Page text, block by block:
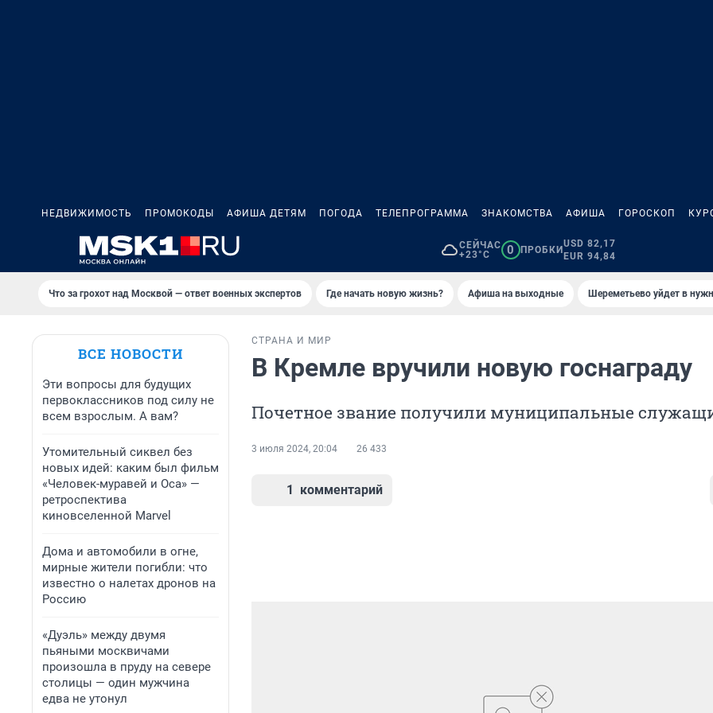
НЕДВИЖИМОСТЬ ПРОМОКОДЫ АФИША ДЕТЯМ ПОГОДА ТЕЛЕПРОГРАММА ЗНАКОМСТВА АФИША ГОРОСКОП
СЕЙЧАС
+23°C
0 ПРОБКИ
USD 82,17
EUR 94,84
Что за грохот над Москвой — ответ военных экспертов Где начать новую жизнь? Афиша на выходные Шереметьево уйдет в
ВСЕ НОВОСТИ
Эти вопросы для будущих
первоклассников под силу не
всем взрослым. А вам?
Утомительный сиквел без
новых идей: каким был фильм
«Человек-муравей и Оса» —
ретроспектива
киновселенной Marvel
Дома и автомобили в огне,
мирные жители погибли: что
известно о налетах дронов на
Россию
«Дуэль» между двумя
пьяными москвичами
произошла в пруду на севере
столицы — один мужчина
едва не утонул
СТРАНА И МИР
В Кремле вручили новую госнаграду
Почетное звание получили муниципальные
3 июля 2024, 20:04 26 433
1 комментарий